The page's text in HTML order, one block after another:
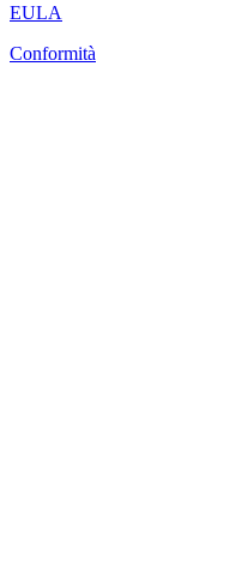
EULA
Conformità